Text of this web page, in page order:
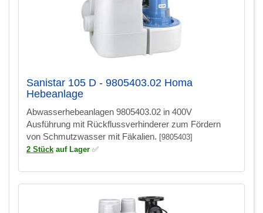
Sanistar 105 D - 9805403.02 Homa
Hebeanlage
Abwasserhebeanlagen 9805403.02 in 400V
Ausführung mit Rückflussverhinderer zum Fördern
von Schmutzwasser mit Fäkalien. [9805403]
2 Stück auf Lager ✅